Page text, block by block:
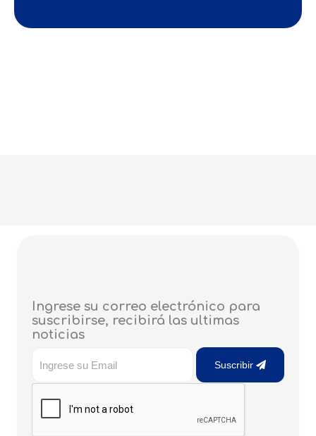
Ingrese su correo electrónico para
suscribirse, recibirá las ultimas
noticias
Suscribir